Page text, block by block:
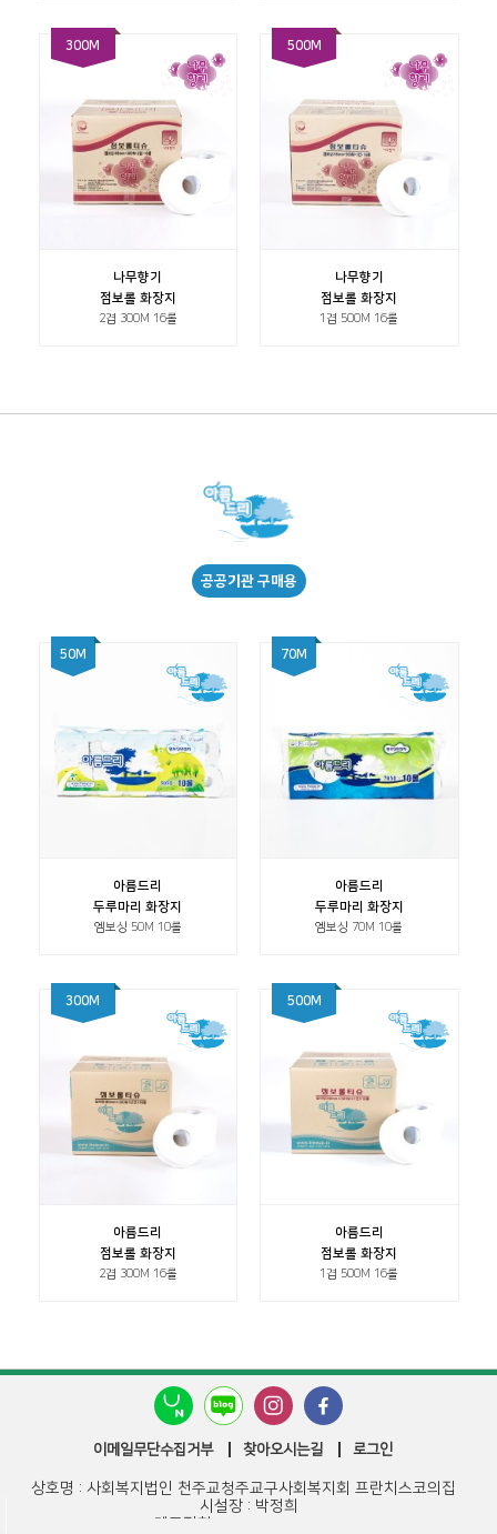
300M
나무향기
점보롤 화장지
2겹 300M 16롤
500M
나무향기
점보롤 화장지
1겹 500M 16롤
공공기관 구매용
50M
아름드리
두루마리 화장지
엠보싱 50M 10롤
70M
아름드리
두루마리 화장지
엠보싱 70M 10롤
300M
아름드리
점보롤 화장지
2겹 300M 16롤
500M
아름드리
점보롤 화장지
1겹 500M 16롤
이메일무단수집거부 찾아오시는길 로그인
상호명 : 사회복지법인 천주교청주교구사회복지회 프란치스코의집
시설장 : 박정희
대표전화 : 043-295-2514~5